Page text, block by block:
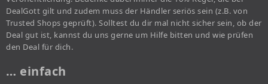
DealGott gilt und zudem muss der Händler seriös sein (z.B. von
Trusted Shops geprüft). Solltest du dir mal nicht sicher sein, ob der
Deal gut ist, kannst du uns gerne um Hilfe bitten und wie prüfen
den Deal für dich.
… einfach